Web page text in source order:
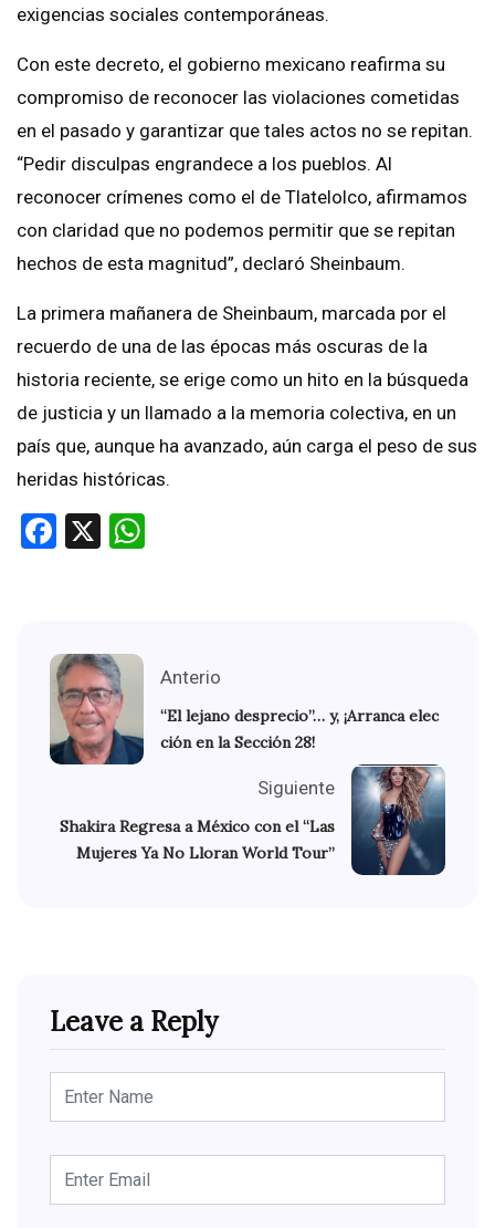
exigencias sociales contemporáneas.
Con este decreto, el gobierno mexicano reafirma su
compromiso de reconocer las violaciones cometidas
en el pasado y garantizar que tales actos no se repitan.
“Pedir disculpas engrandece a los pueblos. Al
reconocer crímenes como el de Tlatelolco, afirmamos
con claridad que no podemos permitir que se repitan
hechos de esta magnitud”, declaró Sheinbaum.
La primera mañanera de Sheinbaum, marcada por el
recuerdo de una de las épocas más oscuras de la
historia reciente, se erige como un hito en la búsqueda
de justicia y un llamado a la memoria colectiva, en un
país que, aunque ha avanzado, aún carga el peso de sus
heridas históricas.
Facebook
X
Anterio
“El lejano desprecio”… y, ¡Arranca elec
ción en la Sección 28!
Siguiente
Shakira Regresa a México con el “Las
Mujeres Ya No Lloran World Tour”
Leave a Reply